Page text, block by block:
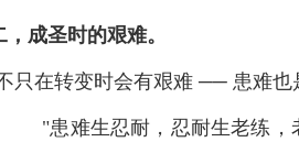
成圣时的艰难。
只在转变时会有艰难 ── 患难也
"患难生忍耐，忍耐生老练